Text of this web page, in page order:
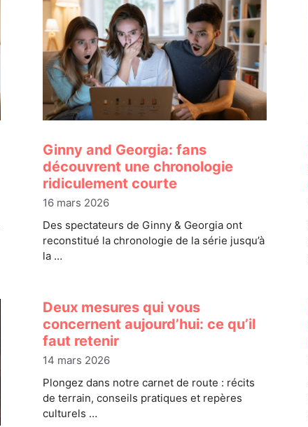
Ginny and Georgia: fans
découvrent une chronologie
ridiculement courte
16 mars 2026
Des spectateurs de Ginny & Georgia ont
reconstitué la chronologie de la série jusqu’à
la …
Deux mesures qui vous
concernent aujourd’hui: ce qu’il
faut retenir
14 mars 2026
Plongez dans notre carnet de route : récits
de terrain, conseils pratiques et repères
culturels …